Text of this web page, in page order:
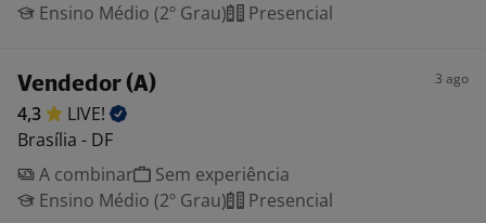
Ensino Médio (2º Grau)
Presencial
Vendedor (A) 3 ago
4,3
LIVE!
Brasília - DF
A combinar
Sem experiência
Ensino Médio (2º Grau)
Presencial